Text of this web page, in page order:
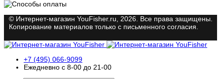
© Интернет-магазин YouFisher.ru, 2026. Все права защищены.
Копирование материалов только с письменного согласия.
+7 (495) 066-9099
Ежедневно с 8-00 до 21-00